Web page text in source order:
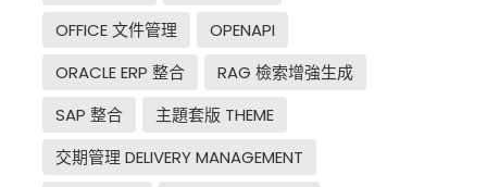
OFFICE 文件管理
OPENAPI
ORACLE ERP 整合
RAG 檢索增強生成
SAP 整合
主題套版 THEME
交期管理 DELIVERY MANAGEMENT